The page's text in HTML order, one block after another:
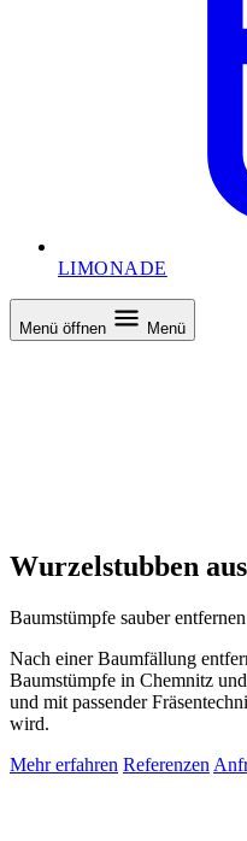
LIMONADE
Menü öffnen Menü
Wurzelstubben
Baumstümpfe sauber
Nach einer Baumfällung
Baumstümpfe in Chemnitz
und mit passender
wird.
Mehr erfahren Referenzen